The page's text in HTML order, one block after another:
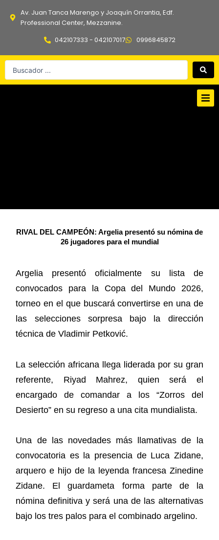
Av. Juan Tanca Marengo y Joaquín Orrantia, Edf.
Professional Center, Mezzanine.
042107333 - 042107017
0996845872
Search
RIVAL DEL CAMPEÓN: Argelia presentó su nómina de
26 jugadores para el mundial
Argelia presentó oficialmente su lista de
convocados para la Copa del Mundo 2026,
torneo en el que buscará convertirse en una de
las selecciones sorpresa bajo la dirección
técnica de Vladimir Petković.
La selección africana llega liderada por su gran
referente, Riyad Mahrez, quien será el
encargado de comandar a los “Zorros del
Desierto” en su regreso a una cita mundialista.
Una de las novedades más llamativas de la
convocatoria es la presencia de Luca Zidane,
arquero e hijo de la leyenda francesa Zinedine
Zidane. El guardameta forma parte de la
nómina definitiva y será una de las alternativas
bajo los tres palos para el combinado argelino.